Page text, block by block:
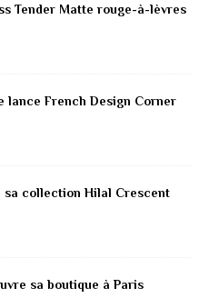
Tender Matte rouge-à-lèvres
lance French Design Corner
sa collection Hilal Crescent
sa boutique à Paris